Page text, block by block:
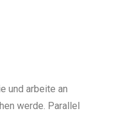
und arbeite an
werde. Parallel